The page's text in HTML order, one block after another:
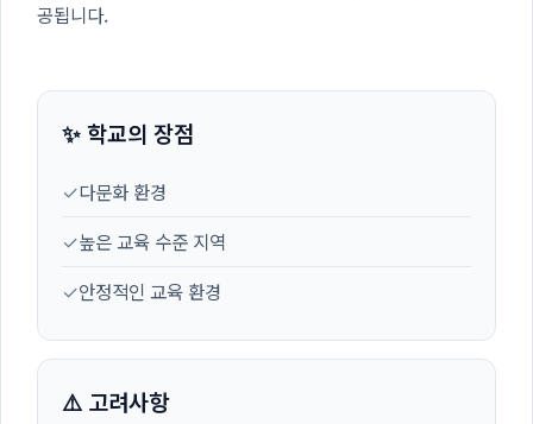
공됩니다.
✨ 학교의 장점
✓다문화 환경
✓높은 교육 수준 지역
✓안정적인 교육 환경
⚠️ 고려사항